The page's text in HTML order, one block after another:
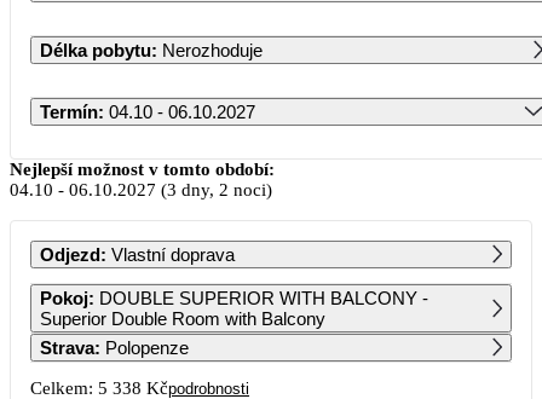
Délka pobytu: Nerozhoduje
Termín: 04.10 - 06.10.2027
Říjen 2027
PO ÚT ST ČT PÁ SO NE
1
3 479
2
3 479
3
4 5
Nejlepší možnost v tomto období:
04.10 - 06.10.2027 (3 dny, 2 noci)
Odjezd: Vlastní doprava
Pokoj: DOUBLE SUPERIOR WITH BALCONY -
Superior Double Room with Balcony
Strava: Polopenze
Celkem: 5 338 Kčpodrobnosti